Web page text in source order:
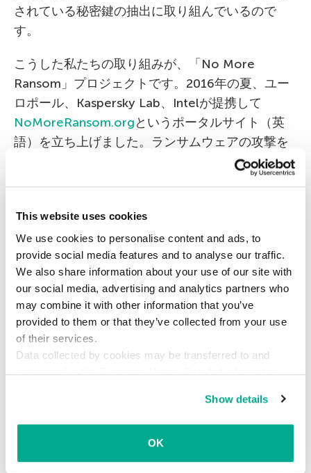
This website uses cookies
We use cookies to personalise content and ads, to
provide social media features and to analyse our traffic.
We also share information about your use of our site with
our social media, advertising and analytics partners who
may combine it with other information that you’ve
provided to them or that they’ve collected from your use
of their services.
Data collected by cookies may be transferred to and
processed in the European Union. Detailed information
Show details
OK
されている秘密鍵の抽出に取り組んでいるので
す。
こうした私たちの取り組みが、「No More
Ransom」プロジェクトです。2016年の夏、ユー
ロポール、Kaspersky Lab、Intelが提携して
NoMoreRansom.orgというポータルサイト（英
語）を立ち上げました。ランサムウェアの攻撃を
受けたファイルの復元の支援と、サイバー犯罪者
の意欲をかき立て続ける「おいしい」ビジネスモ
パートナーがプロジェクトに参加しています。
12月20日、当社は新たにCryptXXX バージョン3の
復号ツールを「No More Ransom」サイトに追加
しました。同サイトに公開されている他のランサ
ムウェア対抗ツールと同様、無料で利用すること
ができます。
私はまだマリオンさんの件が気がかりだったの
しました。数日後、暗号化されたファイルをすべ
て復元できた、という報告がありました！（もち
ろん私は報奨金を受け取るつもりなどありませ
ん）。